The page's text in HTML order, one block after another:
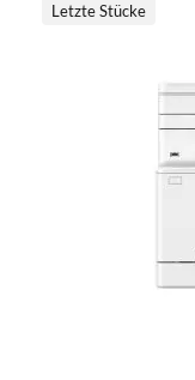
Letzte Stücke